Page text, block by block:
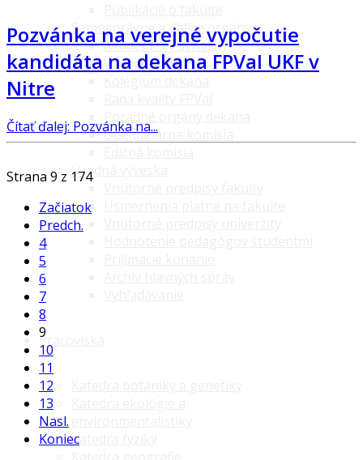
Samosprávne a ďalšie orgány
Akademický senát
Vedecká rada
Disciplinárna komisia
Úradná výveska
Pracoviská
Katedra fyziky
Pozvánka na verejné vypočutie
kandidáta na dekana FPVaI UKF v
Nitre
Čítať ďalej: Pozvánka na...
Strana 9 z 174
Začiatok
Predch.
4
5
6
7
8
9
10
11
12
13
Nasl.
Koniec